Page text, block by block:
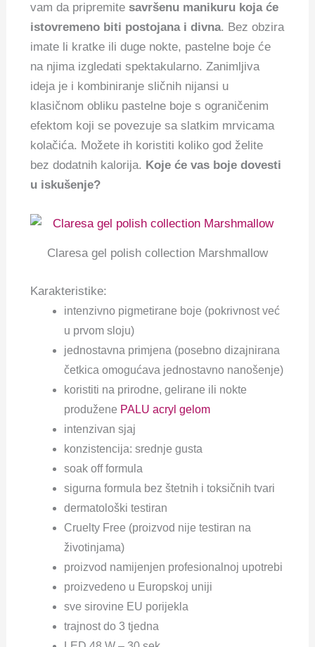
vam da pripremitesavršenu manikuru koja će
istovremeno biti postojana i divna. Bez obzira
imate li kratke ili duge nokte, pastelne boje će
na njima izgledati spektakularno. Zanimljiva
ideja je i kombiniranje sličnih nijansi u
klasičnom obliku pastelne boje s ograničenim
efektom koji se povezuje sa slatkim mrvicama
kolačića. Možete ih koristiti koliko god želite
bez dodatnih kalorija. Koje će vas boje dovesti
u iskušenje?
Claresa gel polish collection Marshmallow
Karakteristike:
intenzivno pigmetirane boje (pokrivnost već
u prvom sloju)
jednostavna primjena (posebno dizajnirana
četkica omogućava jednostavno nanošenje)
koristiti na prirodne, gelirane ili nokte
produžene PALU acryl gelom
intenzivan sjaj
konzistencija: srednje gusta
soak off formula
sigurna formula bez štetnih i toksičnih tvari
dermatološki testiran
Cruelty Free (proizvod nije testiran na
životinjama)
proizvod namijenjen profesionalnoj upotrebi
proizvedeno u Europskoj uniji
sve sirovine EU porijekla
trajnost do 3 tjedna